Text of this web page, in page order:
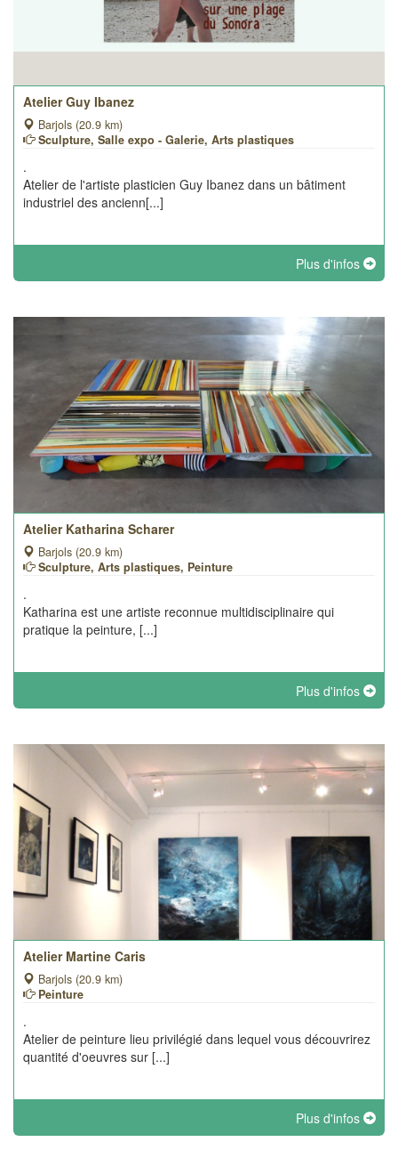
Atelier Guy Ibanez
Barjols (20.9 km)
Sculpture, Salle expo - Galerie, Arts plastiques
.
Atelier de l'artiste plasticien Guy Ibanez dans un bâtiment
industriel des ancienn[...]
Plus d'infos
Atelier Katharina Scharer
Barjols (20.9 km)
Sculpture, Arts plastiques, Peinture
.
Katharina est une artiste reconnue multidisciplinaire qui
pratique la peinture, [...]
Plus d'infos
Atelier Martine Caris
Barjols (20.9 km)
Peinture
.
Atelier de peinture lieu privilégié dans lequel vous découvrirez
quantité d'oeuvres sur [...]
Plus d'infos